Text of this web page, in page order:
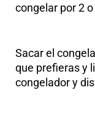
congelar por 2
Sacar el
que prefieras y
congelador y